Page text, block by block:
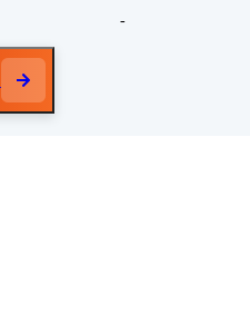
-